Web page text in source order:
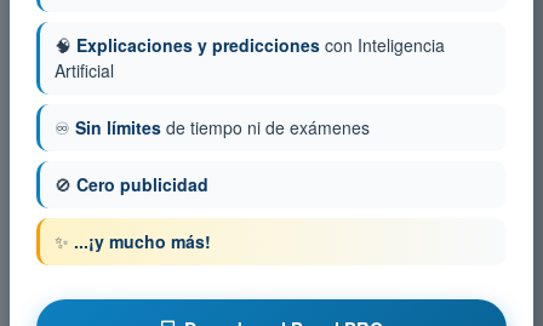
🧠 Explicaciones y predicciones con Inteligencia
Artificial
♾️ Sin límites de tiempo ni de exámenes
🚫 Cero publicidad
✨ ...¡y mucho más!